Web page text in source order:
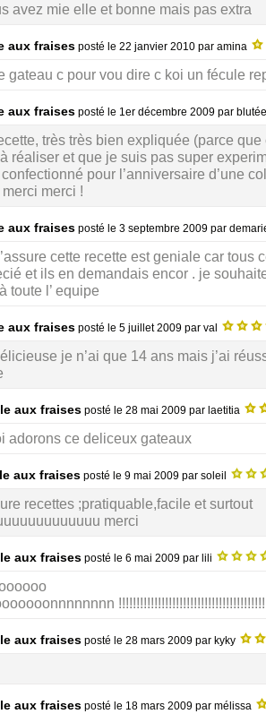
avez mie elle et bonne mais pas extra
aux fraises posté le 22 janvier 2010 par amina
gateau c pour vou dire c koi un fécule
aux fraises posté le 1er décembre 2009 par
très très bien expliquée (parce que
réaliser et que je suis pas super
pour l’anniversaire d’une
merci !
aux fraises posté le 3 septembre 2009 par
cette recette est geniale car tous
et ils en demandais encor . je
toute l’ equipe
aux fraises posté le 5 juillet 2009 par val
je n’ai que 14 ans mais j’ai
aux fraises posté le 28 mai 2009 par laetitia
adorons ce deliceux gateaux
aux fraises posté le 9 mai 2009 par soleil
recettes ;pratiquable,facile et surtout
merci
aux fraises posté le 6 mai 2009 par lili
aux fraises posté le 28 mars 2009 par kyky
aux fraises posté le 18 mars 2009 par mélissa